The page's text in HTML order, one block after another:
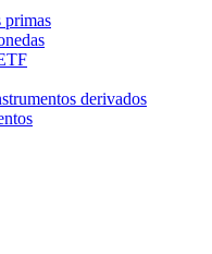
primas
derivados